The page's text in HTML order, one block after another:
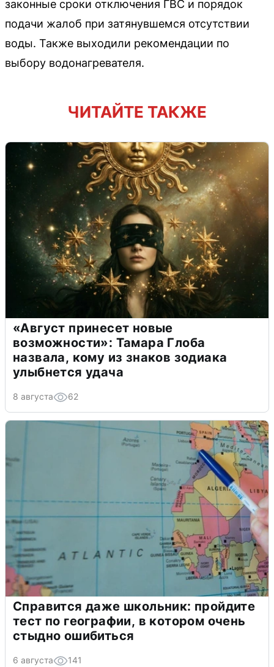
законные сроки отключения ГВС и порядок
подачи жалоб при затянувшемся отсутствии
воды. Также выходили рекомендации по
выбору водонагревателя.
ЧИТАЙТЕ ТАКЖЕ
«Август принесет новые
возможности»: Тамара Глоба
назвала, кому из знаков зодиака
улыбнется удача
8 августа 62
Справится даже школьник: пройдите
тест по географии, в котором очень
стыдно ошибиться
6 августа 141